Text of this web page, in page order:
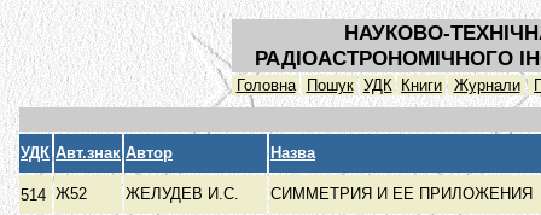
НАУКОВО-
РАДІОАСТРОНОМІЧНОГО
Головна Пошук УДК Книги Журнали
УДК Авт.знак Автор Назва
514 Ж52 ЖЕЛУДЕВ И.С. СИММЕТРИЯ И ЕЕ ПРИЛОЖЕНИЯ